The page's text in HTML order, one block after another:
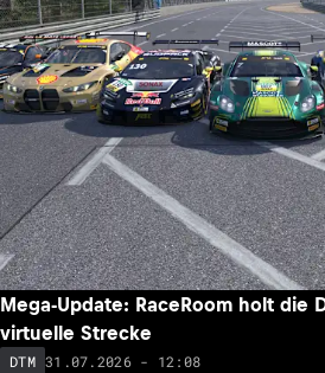
Mega-Update: RaceRoom holt die
virtuelle Strecke
DTM 31.07.2026 - 12:08